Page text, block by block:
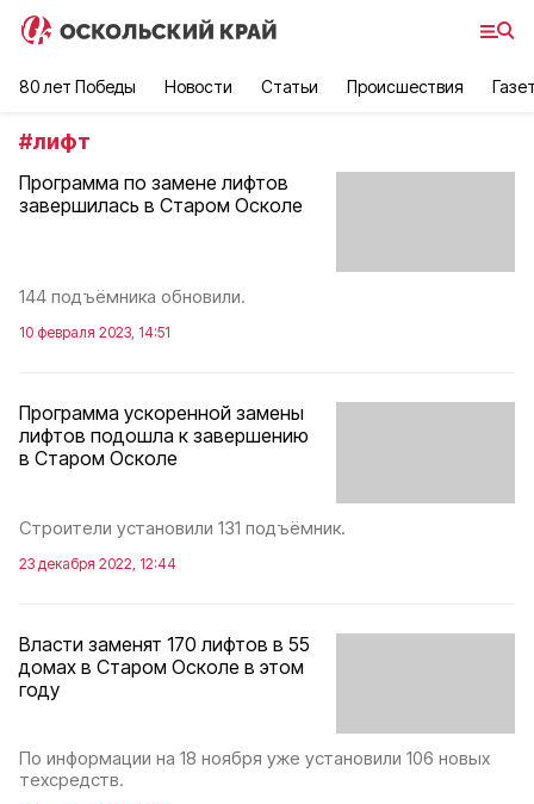
80 лет Победы Новости Статьи Происшествия
#лифт
Программа по замене лифтов
завершилась в Старом Осколе
144 подъёмника обновили.
10 февраля 2023, 14:51
Программа ускоренной замены
лифтов подошла к завершению
в Старом Осколе
Строители установили 131 подъёмник.
23 декабря 2022, 12:44
Власти заменят 170 лифтов в 55
домах в Старом Осколе в этом
году
По информации на 18 ноября уже установили 106 новых
техсредств.